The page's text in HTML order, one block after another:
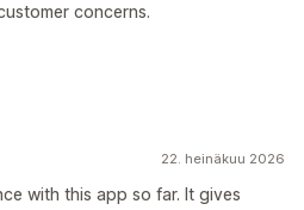
concerns.
22. heinäkuu 2026
with this app so far. It gives